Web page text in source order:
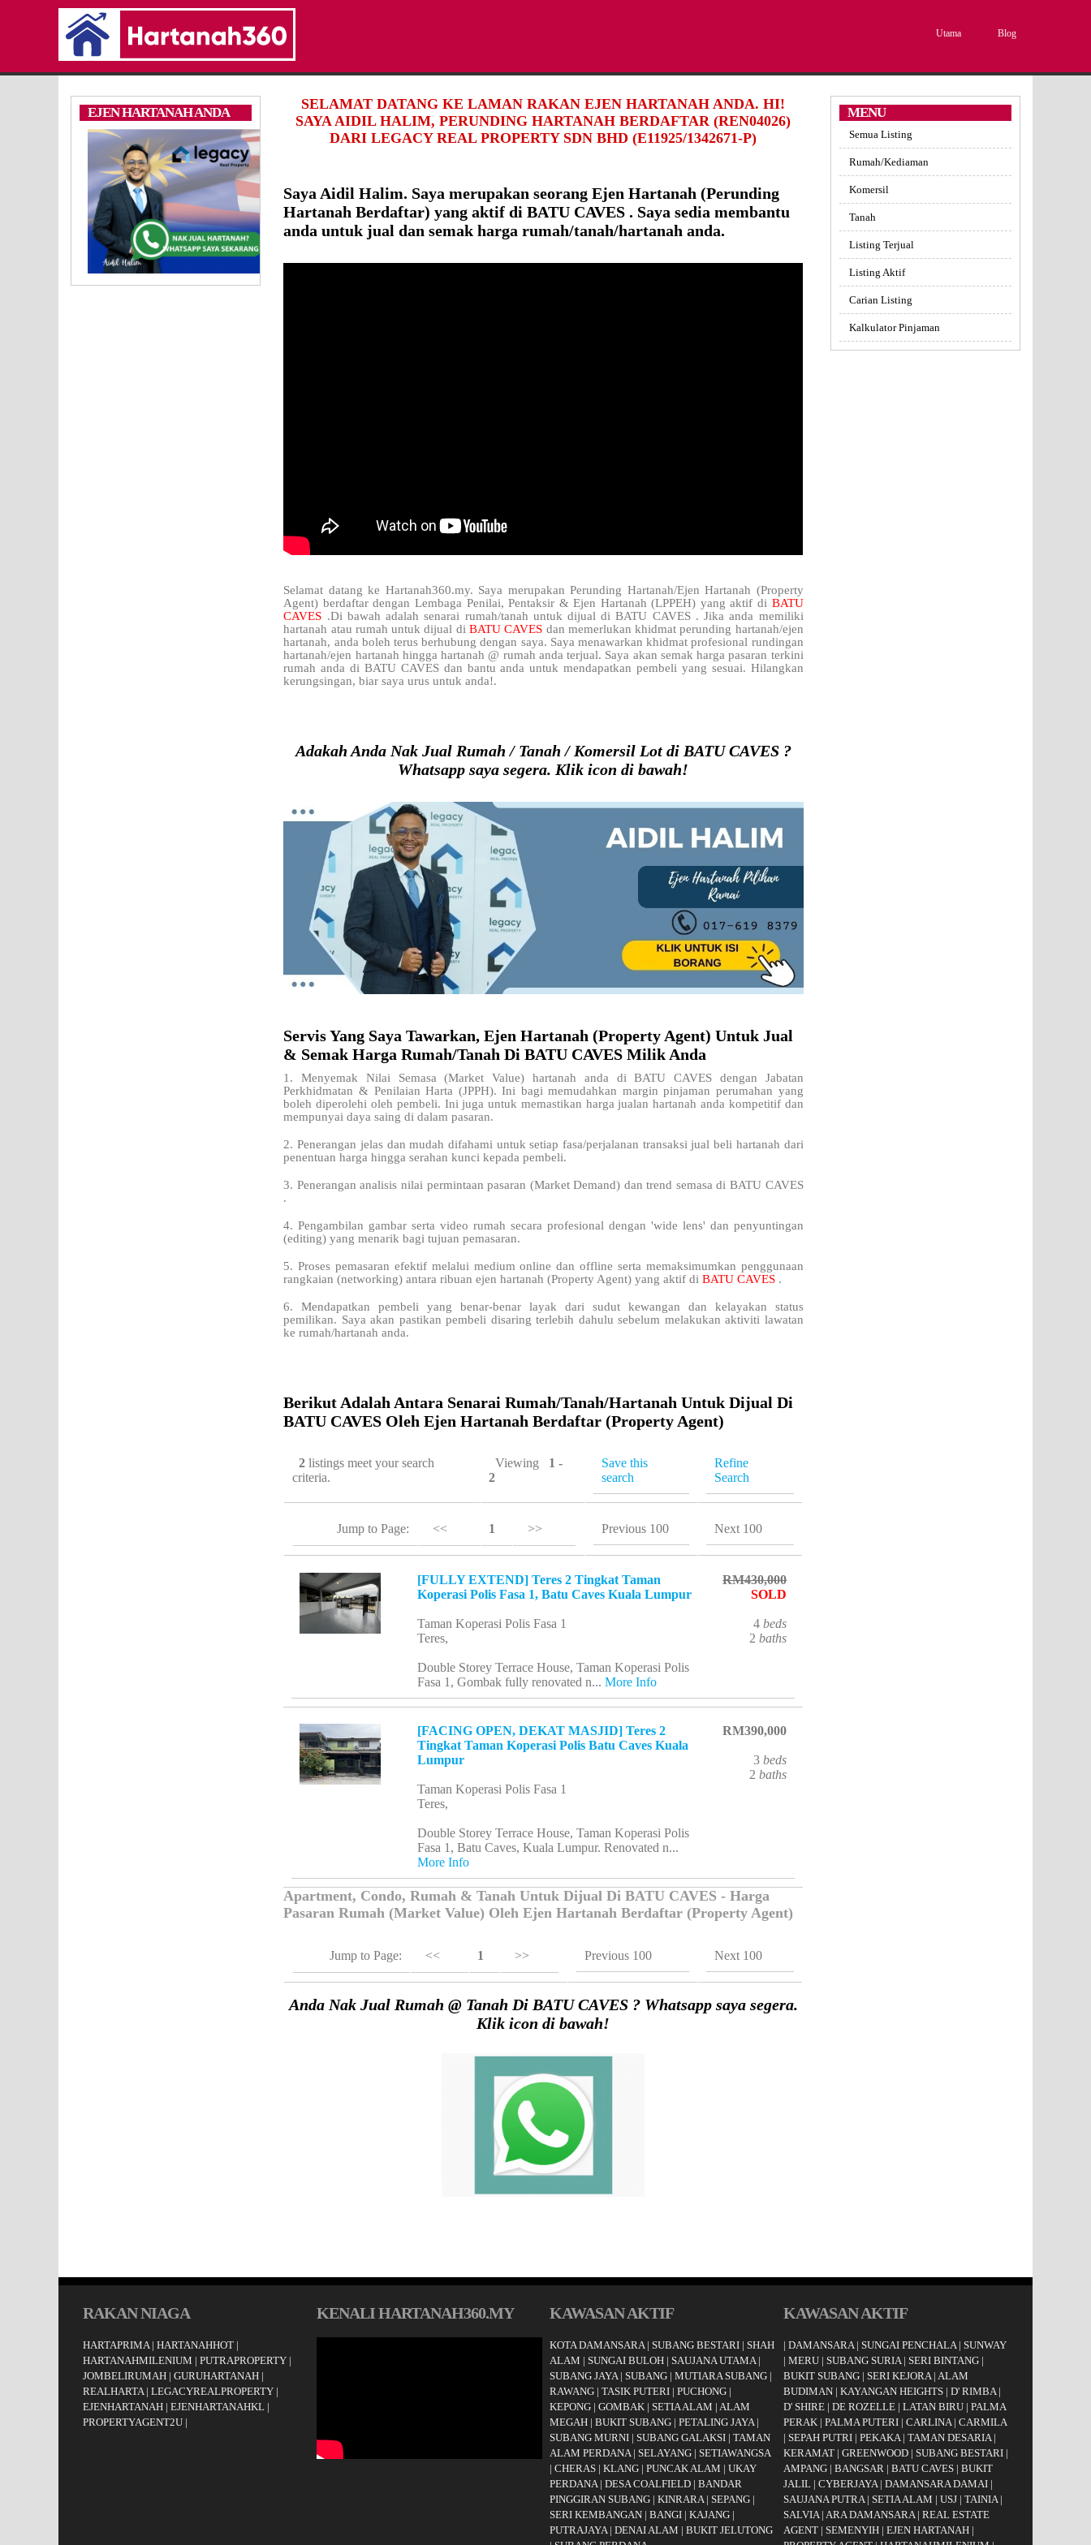
Utama Blog
EJEN HARTANAH ANDA
SELAMAT DATANG KE LAMAN RAKAN EJEN HARTANAH ANDA. HI!
SAYA AIDIL HALIM, PERUNDING HARTANAH BERDAFTAR (REN04026)
DARI LEGACY REAL PROPERTY SDN BHD (E11925/1342671-P)
Saya Aidil Halim. Saya merupakan seorang Ejen Hartanah (Perunding
Hartanah Berdaftar) yang aktif di BATU CAVES . Saya sedia membantu
anda untuk jual dan semak harga rumah/tanah/hartanah anda.
Selamat datang ke Hartanah360.my. Saya merupakan Perunding Hartanah/Ejen Hartanah (Property
Agent) berdaftar dengan Lembaga Penilai, Pentaksir & Ejen Hartanah (LPPEH) yang aktif di BATU
CAVES .Di bawah adalah senarai rumah/tanah untuk dijual di BATU CAVES . Jika anda memiliki
hartanah atau rumah untuk dijual di BATU CAVES dan memerlukan khidmat perunding hartanah/ejen
hartanah, anda boleh terus berhubung dengan saya. Saya menawarkan khidmat profesional rundingan
hartanah/ejen hartanah hingga hartanah @ rumah anda terjual. Saya akan semak harga pasaran terkini
rumah anda di BATU CAVES dan bantu anda untuk mendapatkan pembeli yang sesuai. Hilangkan
kerungsingan, biar saya urus untuk anda!.
Adakah Anda Nak Jual Rumah / Tanah / Komersil Lot di BATU CAVES ?
Whatsapp saya segera. Klik icon di bawah!
Servis Yang Saya Tawarkan, Ejen Hartanah (Property Agent) Untuk Jual
& Semak Harga Rumah/Tanah Di BATU CAVES Milik Anda
1. Menyemak Nilai Semasa (Market Value) hartanah anda di BATU CAVES dengan Jabatan
Perkhidmatan & Penilaian Harta (JPPH). Ini bagi memudahkan margin pinjaman perumahan yang
boleh diperolehi oleh pembeli. Ini juga untuk memastikan harga jualan hartanah anda kompetitif dan
mempunyai daya saing di dalam pasaran.
2. Penerangan jelas dan mudah difahami untuk setiap fasa/perjalanan transaksi jual beli hartanah dari
penentuan harga hingga serahan kunci kepada pembeli.
3. Penerangan analisis nilai permintaan pasaran (Market Demand) dan trend semasa di BATU CAVES
.
4. Pengambilan gambar serta video rumah secara profesional dengan 'wide lens' dan penyuntingan
(editing) yang menarik bagi tujuan pemasaran.
5. Proses pemasaran efektif melalui medium online dan offline serta memaksimumkan penggunaan
rangkaian (networking) antara ribuan ejen hartanah (Property Agent) yang aktif diBATU CAVES .
6. Mendapatkan pembeli yang benar-benar layak dari sudut kewangan dan kelayakan status
pemilikan. Saya akan pastikan pembeli disaring terlebih dahulu sebelum melakukan aktiviti lawatan
ke rumah/hartanah anda.
Berikut Adalah Antara Senarai Rumah/Tanah/Hartanah Untuk Dijual Di
BATU CAVES Oleh Ejen Hartanah Berdaftar (Property Agent)
2listings meet your search
criteria.
Viewing
1 -
2
Save this
search
Refine
Search
Jump to Page: << 1 >> Previous 100 Next 100
[FULLY EXTEND] Teres 2 Tingkat Taman
Koperasi Polis Fasa 1, Batu Caves Kuala Lumpur
Taman Koperasi Polis Fasa 1
Teres,
Double Storey Terrace House, Taman Koperasi Polis
Fasa 1, Gombak fully renovated n...More Info
RM430,000
SOLD
4 beds
2 baths
[FACING OPEN, DEKAT MASJID] Teres 2
Tingkat Taman Koperasi Polis Batu Caves Kuala
Lumpur
Taman Koperasi Polis Fasa 1
Teres,
Double Storey Terrace House, Taman Koperasi Polis
Fasa 1, Batu Caves, Kuala Lumpur. Renovated n...
More Info
RM390,000
3 beds
2 baths
Apartment, Condo, Rumah & Tanah Untuk Dijual Di BATU CAVES - Harga
Pasaran Rumah (Market Value) Oleh Ejen Hartanah Berdaftar (Property Agent)
Jump to Page: << 1 >> Previous 100 Next 100
Anda Nak Jual Rumah @ Tanah Di BATU CAVES ? Whatsapp saya segera.
Klik icon di bawah!
MENU
Semua Listing
Rumah/Kediaman
Komersil
Tanah
Listing Terjual
Listing Aktif
Carian Listing
Kalkulator Pinjaman
RAKAN NIAGA
HARTAPRIMA | HARTANAHHOT |
HARTANAHMILENIUM | PUTRAPROPERTY |
JOMBELIRUMAH | GURUHARTANAH |
REALHARTA | LEGACYREALPROPERTY |
EJENHARTANAH | EJENHARTANAHKL |
PROPERTYAGENT2U |
KENALI HARTANAH360.MY KAWASAN AKTIF
KOTA DAMANSARA | SUBANG BESTARI | SHAH
ALAM | SUNGAI BULOH | SAUJANA UTAMA |
SUBANG JAYA | SUBANG | MUTIARA SUBANG |
RAWANG | TASIK PUTERI | PUCHONG |
KEPONG | GOMBAK | SETIA ALAM | ALAM
MEGAH | BUKIT SUBANG | PETALING JAYA |
SUBANG MURNI | SUBANG GALAKSI | TAMAN
ALAM PERDANA | SELAYANG | SETIAWANGSA
| CHERAS | KLANG | PUNCAK ALAM | UKAY
PERDANA | DESA COALFIELD | BANDAR
PINGGIRAN SUBANG | KINRARA | SEPANG |
SERI KEMBANGAN | BANGI | KAJANG |
PUTRAJAYA | DENAI ALAM | BUKIT JELUTONG
KAWASAN AKTIF
| DAMANSARA| SUNGAI PENCHALA| SUNWAY
| MERU| SUBANG SURIA| SERI BINTANG|
BUKIT SUBANG| SERI KEJORA| ALAM
BUDIMAN| KAYANGAN HEIGHTS| D' RIMBA|
D' SHIRE| DE ROZELLE| LATAN BIRU| PALMA
PERAK| PALMA PUTERI | CARLINA| CARMILA
| SEPAH PUTRI| PEKAKA| TAMAN DESARIA|
KERAMAT| GREENWOOD| SUBANG BESTARI|
AMPANG| BANGSAR | BATU CAVES| BUKIT
JALIL| CYBERJAYA| DAMANSARA DAMAI|
SAUJANA PUTRA| SETIA ALAM | USJ| TAINIA|
SALVIA| ARA DAMANSARA| REAL ESTATE
AGENT | SEMENYIH| EJEN HARTANAH|